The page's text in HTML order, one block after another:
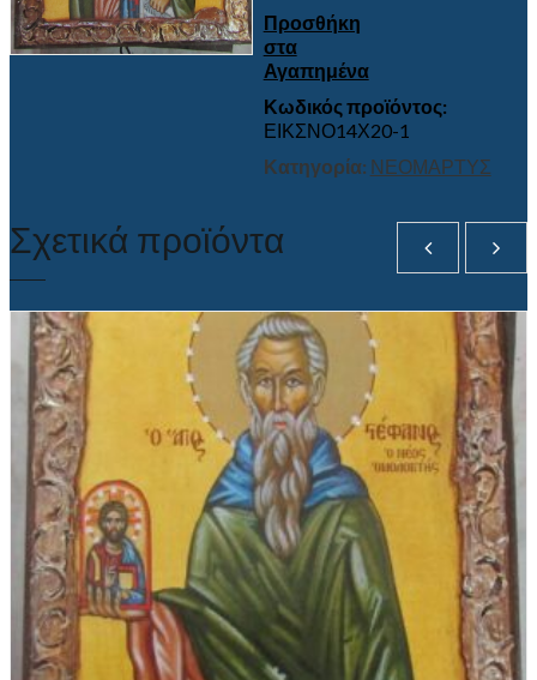
ποσότητα
Προσθήκη
στα
Αγαπημένα
Κωδικός προϊόντος:
ΕΙΚΣΝΟ14Χ20-1
Κατηγορία: ΝΕΟΜΑΡΤΥΣ
Σχετικά προϊόντα